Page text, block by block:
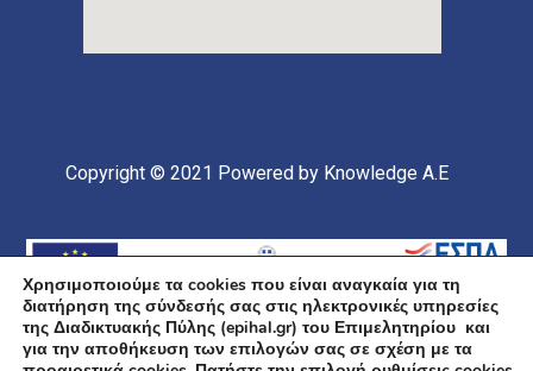
Copyright © 2021 Powered by Knowledge A.E
Χρησιμοποιούμε τα cookies που είναι αναγκαία για τη
διατήρηση της σύνδεσής σας στις ηλεκτρονικές υπηρεσίες
της Διαδικτυακής Πύλης (epihal.gr) του Επιμελητηρίου και
για την αποθήκευση των επιλογών σας σε σχέση με τα